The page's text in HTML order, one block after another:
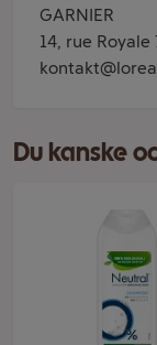
GARNIER
14, rue Royale
Du kanske